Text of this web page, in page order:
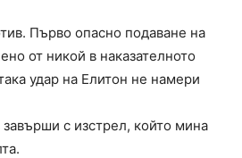
Първо опасно подаване на
от никой в наказателното
удар на Елитон не намери
с изстрел, който мина